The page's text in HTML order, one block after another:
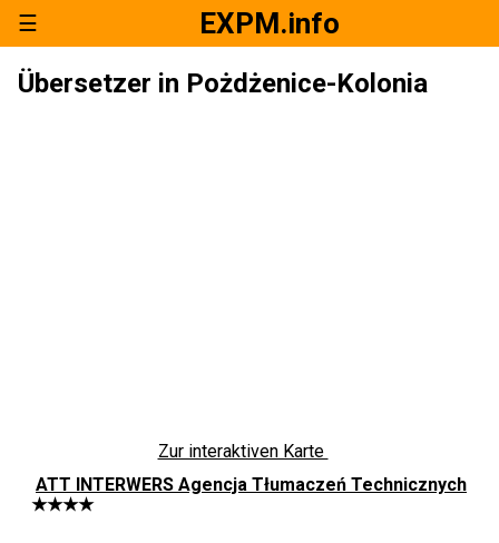
☰ EXPM.info
Übersetzer in Pożdżenice-Kolonia
Zur interaktiven Karte
ATT INTERWERS Agencja Tłumaczeń Technicznych
★★★★